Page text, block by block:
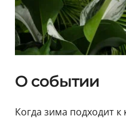
О событии
Когда зима подходит